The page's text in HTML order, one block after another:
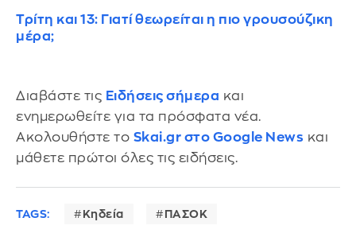
Τρίτη και 13: Γιατί θεωρείται η πιο γρουσούζικη
μέρα;
Διαβάστε τις Ειδήσεις σήμερα και
ενημερωθείτε για τα πρόσφατα νέα.
Ακολουθήστε το Skai.gr στο Google News και
μάθετε πρώτοι όλες τις ειδήσεις.
TAGS: Κηδεία ΠΑΣΟΚ